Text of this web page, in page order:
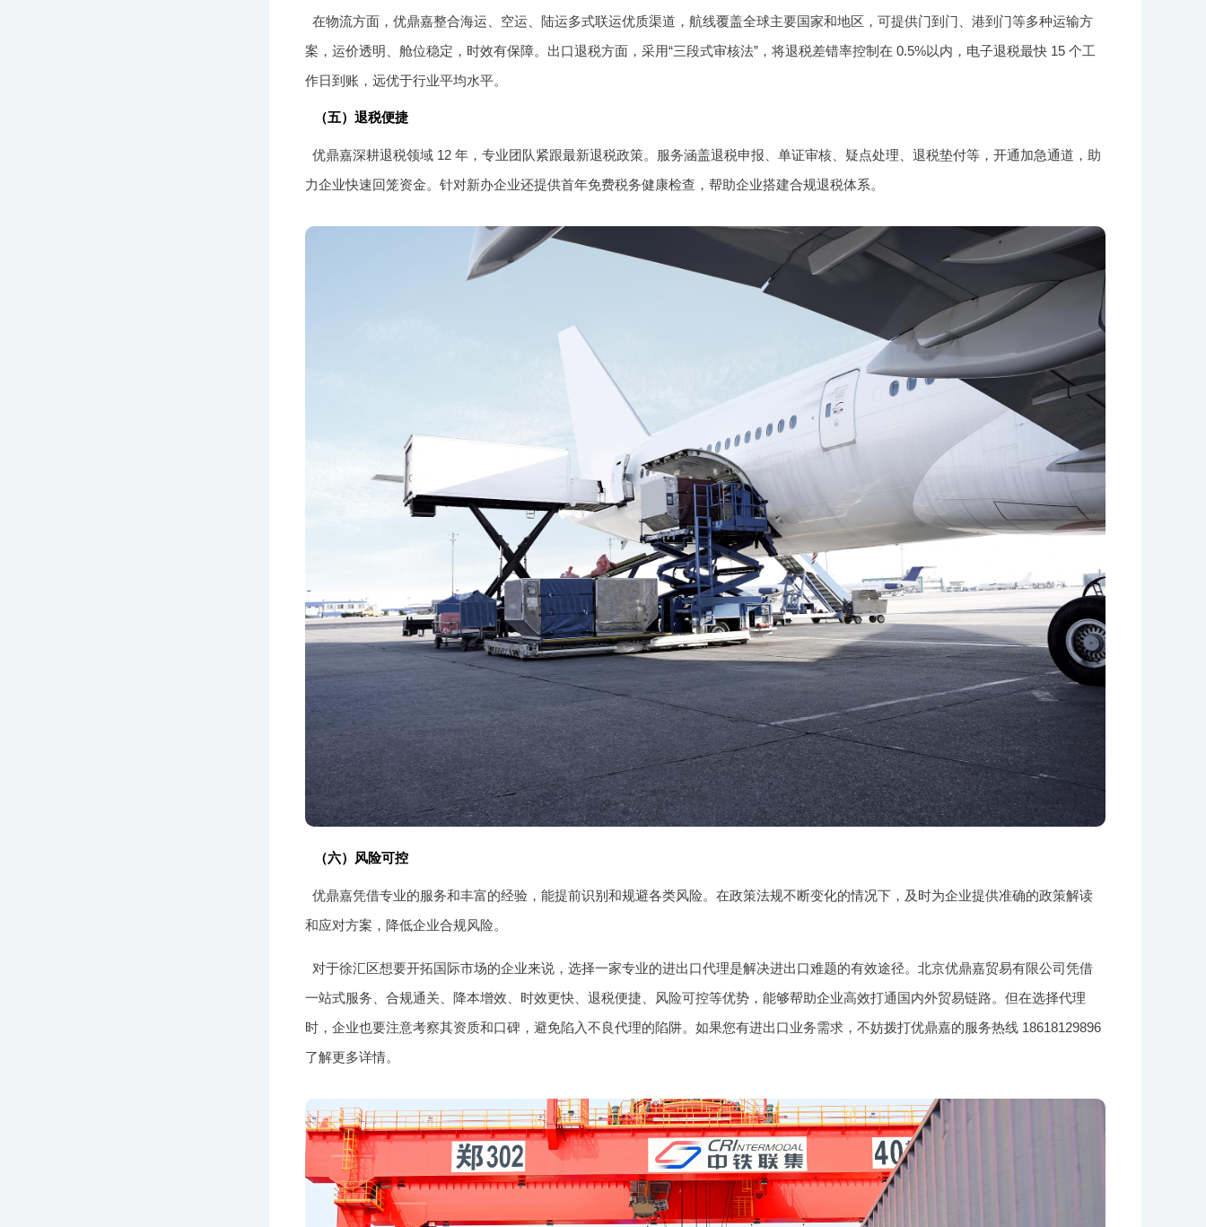
在物流方面，优鼎嘉整合海运、空运、陆运多式联运优质渠道，航线覆盖全球主要国家和地区，可提供门到门、港到门等多种运输方
案，运价透明、舱位稳定，时效有保障。出口退税方面，采用“三段式审核法”，将退税差错率控制在 0.5%以内，电子退税最快 15 个工
作日到账，远优于行业平均水平。
（五）退税便捷
优鼎嘉深耕退税领域 12 年，专业团队紧跟最新退税政策。服务涵盖退税申报、单证审核、疑点处理、退税垫付等，开通加急通道，助
力企业快速回笼资金。针对新办企业还提供首年免费税务健康检查，帮助企业搭建合规退税体系。
（六）风险可控
优鼎嘉凭借专业的服务和丰富的经验，能提前识别和规避各类风险。在政策法规不断变化的情况下，及时为企业提供准确的政策解读
和应对方案，降低企业合规风险。
对于徐汇区想要开拓国际市场的企业来说，选择一家专业的进出口代理是解决进出口难题的有效途径。北京优鼎嘉贸易有限公司凭借
一站式服务、合规通关、降本增效、时效更快、退税便捷、风险可控等优势，能够帮助企业高效打通国内外贸易链路。但在选择代理
时，企业也要注意考察其资质和口碑，避免陷入不良代理的陷阱。如果您有进出口业务需求，不妨拨打优鼎嘉的服务热线 18618129896
了解更多详情。